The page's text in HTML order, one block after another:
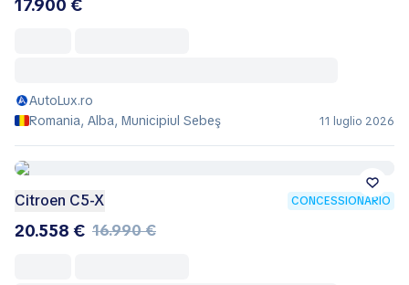
17.900 €
AutoLux.ro
Romania, Alba, Municipiul Sebeş
11 luglio 2026
Citroen C5-X CONCESSIONARIO
20.558 € 16.990 €